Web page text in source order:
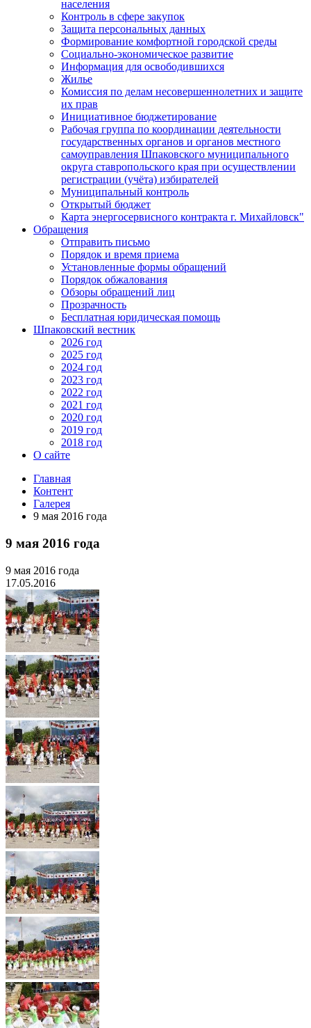
населения
Контроль в сфере закупок
Защита персональных данных
Формирование комфортной городской среды
Социально-экономическое развитие
Информация для освободившихся
Жилье
Комиссия по делам несовершеннолетних и защите
их прав
Инициативное бюджетирование
Рабочая группа по координации деятельности
государственных органов и органов местного
самоуправления Шпаковского муниципального
округа ставропольского края при осуществлении
регистрации (учёта) избирателей
Муниципальный контроль
Открытый бюджет
Карта энергосервисного контракта г. Михайловск"
Обращения
Отправить письмо
Порядок и время приема
Установленные формы обращений
Порядок обжалования
Обзоры обращений лиц
Прозрачность
Бесплатная юридическая помощь
Шпаковский вестник
2026 год
2025 год
2024 год
2023 год
2022 год
2021 год
2020 год
2019 год
2018 год
О сайте
Главная
Контент
Галерея
9 мая 2016 года
9 мая 2016 года
9 мая 2016 года
17.05.2016